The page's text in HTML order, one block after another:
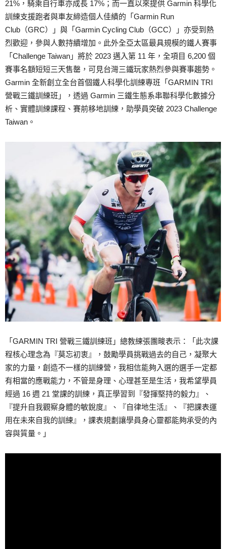
21%，騎乘自行車亦成長 17%；而一直以來提供 Garmin 科學化
訓練支援跑者與車友締造個人佳績的「Garmin Run
Club（GRC）」與「Garmin Cycling Club（GCC）」亦受到熱
烈歡迎，參與人數持續增加。此外全亞太區最具規模的鐵人賽事
「Challenge Taiwan」將於 2023 邁入第 11 年，全項目 6,200 個
賽事名額短短三天售罄，可見台灣三鐵玩家熱烈參與賽事趨勢。
Garmin 全新創立全台首個鐵人科學化訓練專班「GARMIN TRI
營戰三鐵訓練班」，透過 Garmin 三鐵生態系串聯科學化數據分
析、實體訓練課程、賽前移地訓練，助學員突破 2023 Challenge
Taiwan。
「GARMIN TRI 營戰三鐵訓練班」總教練張團畯表示：「此次課
程核心理念為『莫忘初衷』，鼓勵學員挑戰過去的自己，凝聚大
家的力量，創造不一樣的訓練營，我相信能夠入選的選手一定都
有相當的應戰能力，不管是身理、心理甚至是生活，我希望學員
經過 16 週 21 堂課的訓練，真正學習到『發揮堅持的毅力』、
『提升自我觀察身體的敏銳度』、『自律地生活』、『把課表運
用在未來自我的訓練』，課表規劃讓學員身心靈都能夠承受的內
容與質量。」